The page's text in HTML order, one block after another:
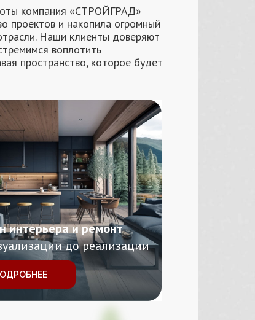
компания «СТРОЙГРАД»
проектов и накопила огромный
Наши клиенты доверяют
воплотить
пространство, которое будет
интерьера и ремонт
до реализации